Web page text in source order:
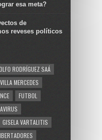
esa meta?
de
reveses políticos
RODRÍGUEZ SAÁ
VILLA MERCEDES
FUTBOL
GISELA VARTALITIS